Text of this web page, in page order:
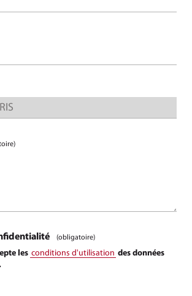
(obligatoire)
les conditions d'utilisation des données